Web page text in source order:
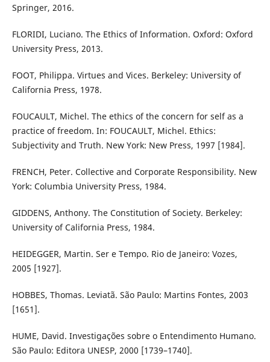
Springer, 2016.
FLORIDI, Luciano. The Ethics of Information. Oxford: Oxford
University Press, 2013.
FOOT, Philippa. Virtues and Vices. Berkeley: University of
California Press, 1978.
FOUCAULT, Michel. The ethics of the concern for self as a
practice of freedom. In: FOUCAULT, Michel. Ethics:
Subjectivity and Truth. New York: New Press, 1997 [1984].
FRENCH, Peter. Collective and Corporate Responsibility. New
York: Columbia University Press, 1984.
GIDDENS, Anthony. The Constitution of Society. Berkeley:
University of California Press, 1984.
HEIDEGGER, Martin. Ser e Tempo. Rio de Janeiro: Vozes,
2005 [1927].
HOBBES, Thomas. Leviatã. São Paulo: Martins Fontes, 2003
[1651].
HUME, David. Investigações sobre o Entendimento Humano.
São Paulo: Editora UNESP, 2000 [1739–1740].